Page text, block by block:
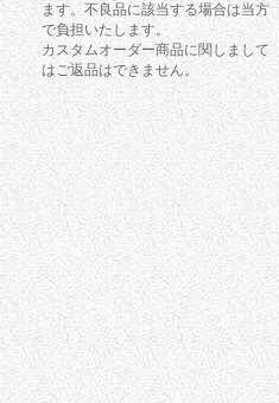
ます。不良品に該当する場合は当方
で負担いたします。
カスタムオーダー商品に関しまして
はご返品はできません。